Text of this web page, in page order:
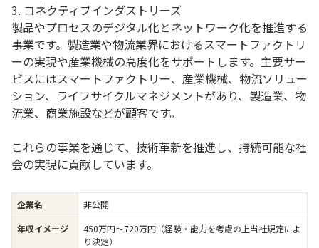
3. コネクティブインダストリーズ
製品やプロセスのデジタル化とネットワーク化を推進する
事業です。製造業や物流業界におけるスマートファクトリ
ーの実現や産業機械の高度化をサポートします。主要サー
ビスにはスマートファクトリー、産業機械、物流ソリュー
ション、ライフサイクルマネジメントがあり、製造業、物
流業、商業施設などが顧客です。
これらの事業を通じて、技術革新を推進し、持続可能な社
会の実現に貢献しています。
企業名
非公開
年収イメージ
450万円〜720万円（経験・能力を考慮の上当社規定によ
り決定）